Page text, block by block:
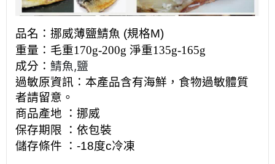
品名： 挪威薄鹽鯖魚 (規格M)
重量： 毛重170g-200g 淨重135g-165g
成分： 鯖魚,鹽
過敏原資訊：本產品含有海鮮，食物過敏體質
者請留意。
商品產地 ： 挪威
保存期限 ：依包裝
儲存條件 ：-18度c冷凍